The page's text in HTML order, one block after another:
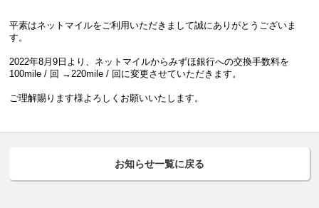
平素はネットマイルをご利用いただきまして誠にありがとうございま
す。
2022年8月9日より、ネットマイルからみずほ銀行への交換手数料を
100mile / 回 →220mile / 回に変更させていただきます。
ご理解賜ります様よろしくお願いいたします。
お知らせ一覧に戻る